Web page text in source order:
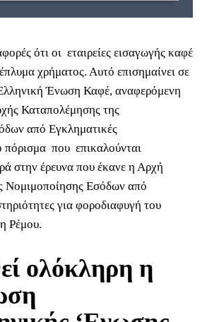
ότι οι εταιρείες εισαγωγής καφέ
χρήματος. Αυτό επισημαίνει σε
Ένωση Καφέ, αναφερόμενη
Καταπολέμησης της
από Εγκληματικές
πόρισμα που επικαλούνται
στην έρευνα που έκανε η Αρχή
Νομιμοποίησης Εσόδων από
για φοροδιαφυγή του
Ρέμου.
ολόκληρη η